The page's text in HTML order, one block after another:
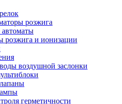
розжига
розжига и ионизации
воздушной заслонки
герметичности